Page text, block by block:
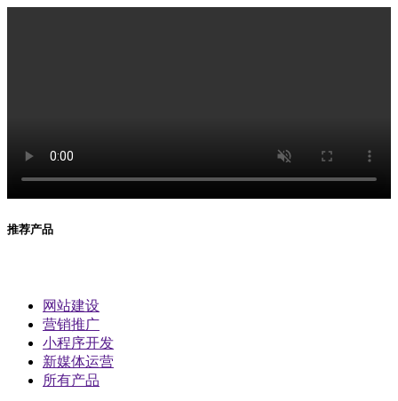
推荐产品
网站建设
营销推广
小程序开发
新媒体运营
所有产品